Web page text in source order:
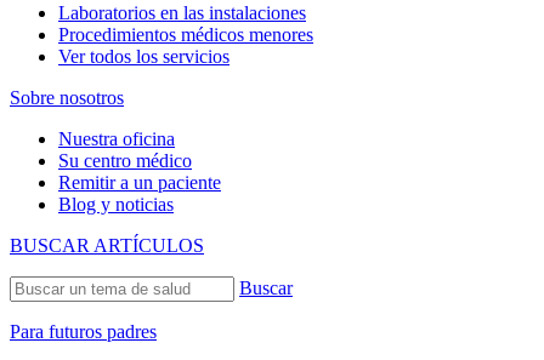
Laboratorios en las instalaciones
Procedimientos médicos menores
Ver todos los servicios
Sobre nosotros
Nuestra oficina
Su centro médico
Remitir a un paciente
Blog y noticias
BUSCAR ARTÍCULOS
Buscar
Para futuros padres